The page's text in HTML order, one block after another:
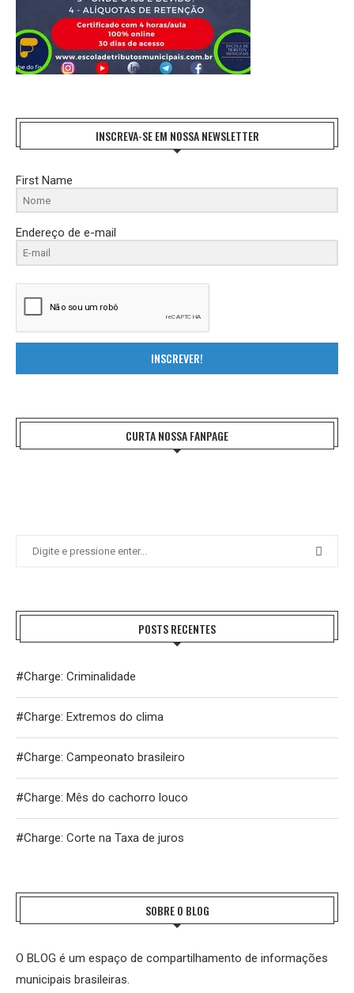
INSCREVA-SE EM NOSSA NEWSLETTER
First Name
Endereço de e-mail
INSCREVER!
CURTA NOSSA FANPAGE
POSTS RECENTES
#Charge: Criminalidade
#Charge: Extremos do clima
#Charge: Campeonato brasileiro
#Charge: Mês do cachorro louco
#Charge: Corte na Taxa de juros
SOBRE O BLOG
O BLOG é um espaço de compartilhamento de informações
municipais brasileiras.